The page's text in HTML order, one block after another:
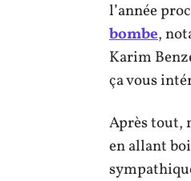
l’année
bombe,
Karim
ça vous
Après tout,
en allant